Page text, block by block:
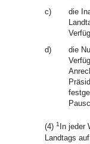
c)
die
d)
die
(4) 1 In jeder
Landtags